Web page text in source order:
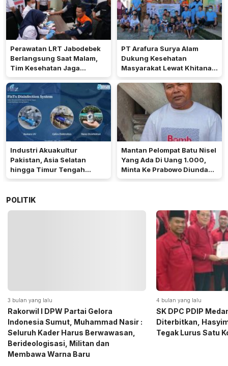
Perawatan LRT Jabodebek
Berlangsung Saat Malam,
Tim Kesehatan Jaga
Kondisi Petugas
PT Arafura Surya Alam
Dukung Kesehatan
Masyarakat Lewat Khitanan
Massal di Kotabunan
Industri Akuakultur
Pakistan, Asia Selatan
hingga Timur Tengah
Bersiap Terapkan Solusi
Mantan Pelompat Batu Nisel
Yang Ada Di Uang 1.000,
Minta Ke Prabowo Diundang
Pada 17 Agustus Di Istana
POLITIK
4 bulan yang lalu
SK DPC PDIP Medan Resmi
Diterbitkan, Hasyim SE: Solid dan
Tegak Lurus Satu Komando
5 bulan yang lalu
Momen Haru
Gerindra
Sembako